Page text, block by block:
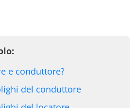
e conduttore?
del conduttore